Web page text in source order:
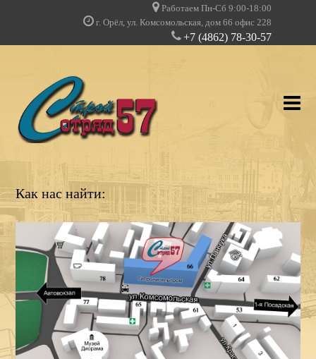
Работаем Пн-Сб 9:00-18:00
г. Орёл, ул. Комсомольская, дом 66 офис 228
+7 (4862) 78-30-57
О КОМПАНИИ
УСЛУГИ
НАШИ ПРОЕКТЫ
ДОПУСКИ И ЛИЦЕНЗИИ
КЛИЕНТЫ О НАС
КОНТАКТЫ
Как нас найти: